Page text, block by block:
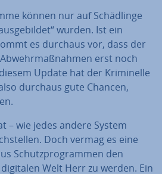
können nur auf Schäd­lin­ge
wurden. Ist ein
es durchaus vor, dass der
erst noch
Update hat der Kri­mi­nel­le
durchaus gute Chancen,
– wie jedes andere System
Doch vermag es eine
Schutz­pro­gram­men den
Welt Herr zu werden. Ein